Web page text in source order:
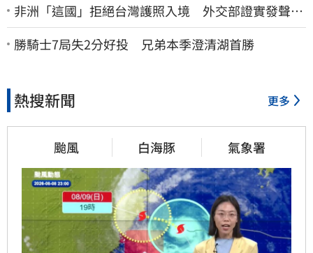
非洲「這國」拒絕台灣護照入境 外交部證實發聲
了：持續交涉聯繫
勝騎士7局失2分好投 兄弟本季澄清湖首勝
熱搜新聞 更多
颱風 白海豚 氣象署